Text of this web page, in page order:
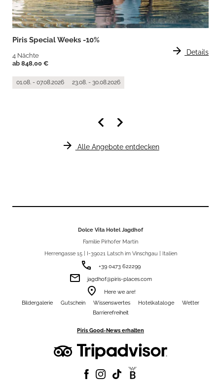
Piris Special Weeks -10%
4 Nächte
ab 848,00 €
arrow_forward Details
01.08. - 07.08.2026 23.08. - 30.08.2026
keyboard_arrow_left keyboard_arrow_right
arrow_forward Alle Angebote entdecken
Dolce Vita Hotel Jagdhof
Familie Pirhofer Martin
Herrengasse 15 | I-39021 Latsch im Vinschgau | Italien
phone +39 0473 622299
email jagdhof@piris-places.com
room Here we are!
Bildergalerie Gutschein Wissenswertes Hotelkataloge
Wetter
Barrierefreiheit
Piris Good-News erhalten